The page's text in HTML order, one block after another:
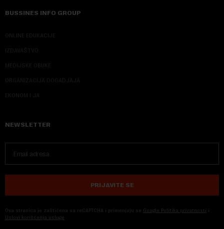
BUSSINES INFO GROUP
ONLINE EDUKACIJE
IZDAVAŠTVO
MEDIJSKE OBUKE
ORGANIZACIJA DOGADJAJA
EKONOM I JA
NEWSLETTER
PRIJAVITE SE
Ova stranica je zaštićena sa reCAPTCHA i primenjuju se Google Politika privatnosti i
Uslovi korišćenja usluge